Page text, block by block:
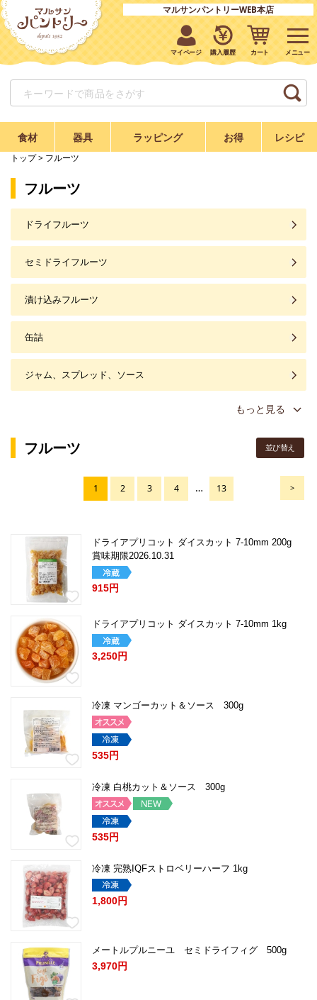
マルサンパントリーWEB本店
マイページ 購入履歴 カート
食材 器具 ラッピング お得 レシピ
トップ> フルーツ
フルーツ
ドライフルーツ
セミドライフルーツ
漬け込みフルーツ
缶詰
ジャム、スプレッド、ソース
もっと見る
並び替え
フルーツ
>
1 2 3 4 … 13
ドライアプリコット ダイスカット 7-10mm 200g
賞味期限2026.10.31
915円
ドライアプリコット ダイスカット 7-10mm 1kg
3,250円
冷凍 マンゴーカット＆ソース 300g
535円
冷凍 白桃カット＆ソース 300g
535円
冷凍 完熟IQFストロベリーハーフ 1kg
1,800円
メートルプルニーユ セミドライフィグ 500g
3,970円